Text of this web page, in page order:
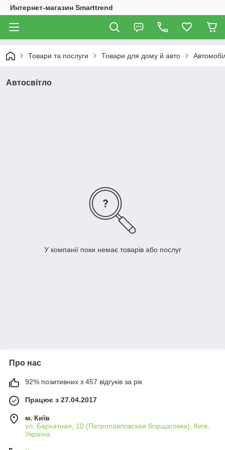
Интернет-магазин Smarttrend
Товари та послуги Товари для дому й авто
Автосвітло
У компанії поки немає товарів або послуг
Про нас
92% позитивних з 457 відгуків за рік
Працює з 27.04.2017
м. Київ
ул. Бархатная, 10 (Петропавловская борщаговка), Київ,
Україна